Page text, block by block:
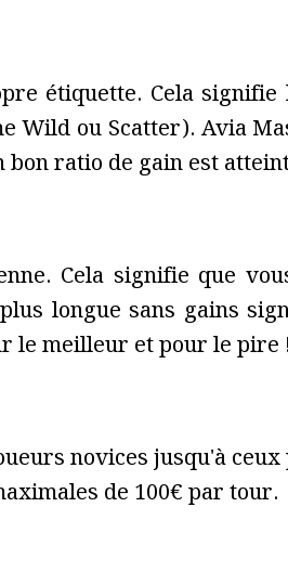
étiquette. Cela
Wild ou Scatter). Avia
ratio de gain est
Cela signifie que
longue sans gains
le meilleur et pour le pire !
novices jusqu'à
de 100€ par tour.